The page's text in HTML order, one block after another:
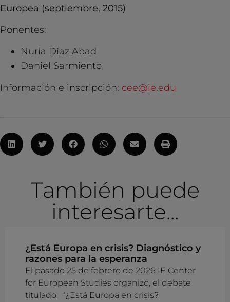
Europea (septiembre, 2015)
Ponentes:
Nuria Díaz Abad
Daniel Sarmiento
Información e inscripción: cee@ie.edu
También puede
interesarte...
¿Está Europa en crisis? Diagnóstico y
razones para la esperanza
El pasado 25 de febrero de 2026 IE Center
for European Studies organizó, el debate
titulado: “¿Está Europa en crisis?